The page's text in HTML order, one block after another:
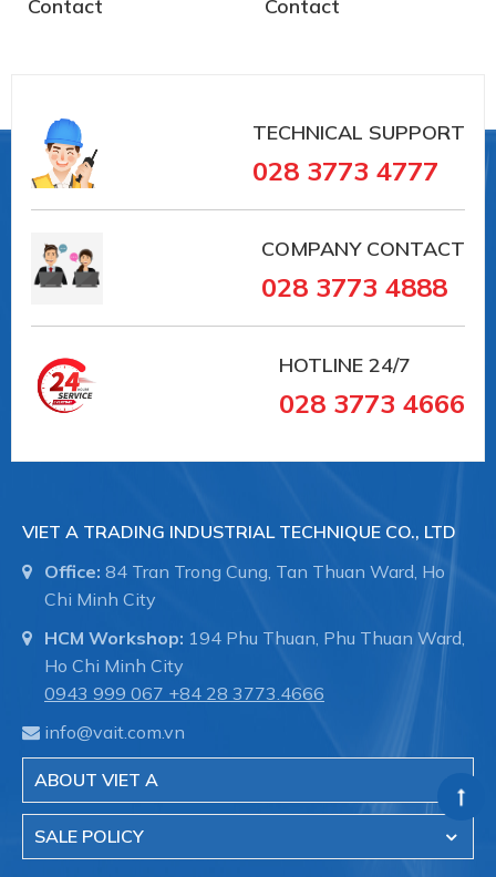
Việt Á đã tin chọn phân phối sản phẩm
+ Đồng hồ đo áp suất
+ Đồng hồ đo nhiệt độ
Chuyên dụng cho các ngành công nghiệp:
Công nghiệp chế biến:
Công nghiệp hóa chất / hóa dầu
Công nghiệp dược phẩm / Công nghệ sinh học
Contact Contact
TECHNICAL SUPPORT
028 3773 4777
COMPANY CONTACT
028 3773 4888
HOTLINE 24/7
028 3773 4666
VIET A TRADING INDUSTRIAL TECHNIQUE CO., LTD
Office: 84 Tran Trong Cung, Tan Thuan Ward, Ho
Chi Minh City
HCM Workshop: 194 Phu Thuan, Phu Thuan Ward,
Ho Chi Minh City
0943 999 067 +84 28 3773.4666
info@vait.com.vn
ABOUT VIET A
SALE POLICY